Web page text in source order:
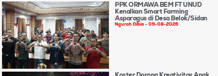
PPK ORMAWA BEM FT UNUD
Kenalkan Smart Farming
Asparagus di Desa Belok/Sidan
Ngurah Dibia 09-08-2026